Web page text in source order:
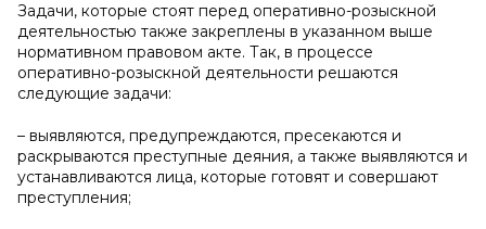
Задачи, которые стоят перед оперативно-розыскной
деятельностью также закреплены в указанном выше
нормативном правовом акте. Так, в процессе
оперативно-розыскной деятельности решаются
следующие задачи:
– выявляются, предупреждаются, пресекаются и
раскрываются преступные деяния, а также выявляются и
устанавливаются лица, которые готовят и совершают
преступления;